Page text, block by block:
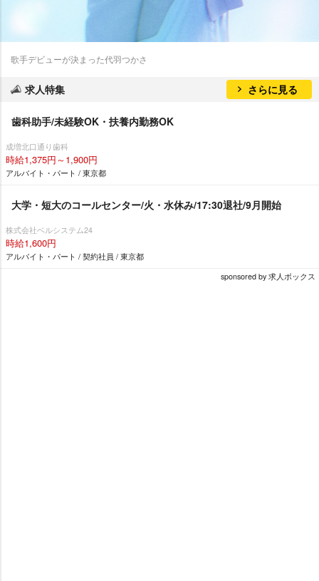
歌手デビューが決まった代羽つかさ
求人特集 さらに見る
歯科助手/未経験OK・扶養内勤務OK
成増北口通り歯科
時給1,375円～1,900円
アルバイト・パート / 東京都
大学・短大のコールセンター/火・水休み/17:30退社/9月開始
株式会社ベルシステム24
時給1,600円
アルバイト・パート / 契約社員 / 東京都
sponsored by 求人ボックス